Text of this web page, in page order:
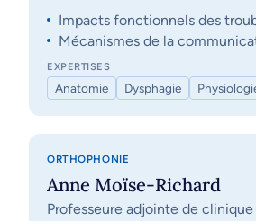
Impacts fonctionnels des
Mécanismes de la
EXPERTISES
Anatomie Dysphagie
ORTHOPHONIE
Anne Moïse-Richard
Professeure adjointe de clinique